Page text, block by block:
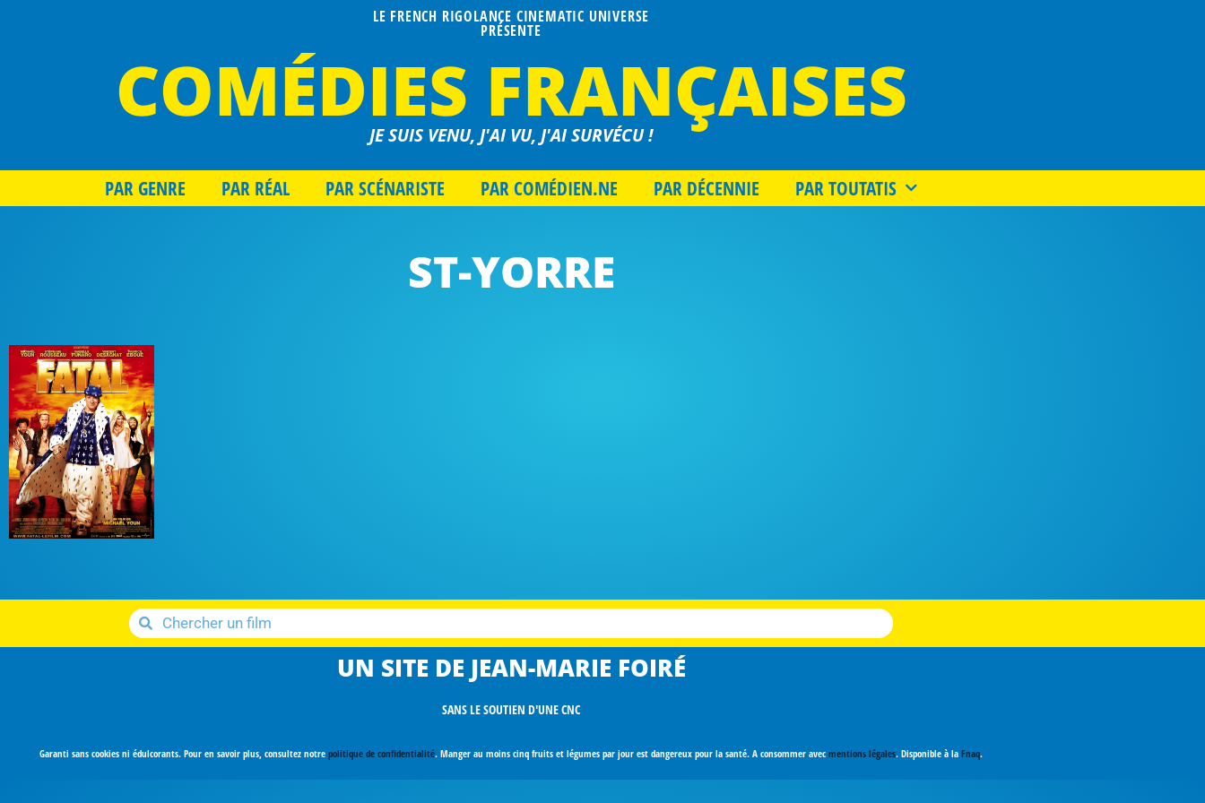
LE FRENCH RIGOLANCE CINEMATIC UNIVERSE
PRÉSENTE
COMÉDIES FRANÇAISES
JE SUIS VENU, J'AI VU, J'AI SURVÉCU !
PAR GENRE PAR RÉAL PAR SCÉNARISTE PAR COMÉDIEN.NE PAR DÉCENNIE PAR TOUTATIS
ST-YORRE
UN SITE DE JEAN-MARIE FOIRÉ
SANS LE SOUTIEN D'UNE CNC
Garanti sans cookies ni édulcorants. Pour en savoir plus, consultez notre politique de confidentialité. Manger au moins cinq fruits et légumes par jour est dangereux pour la santé. A consommer avec mentions légales. Disponible à la Fnaq.